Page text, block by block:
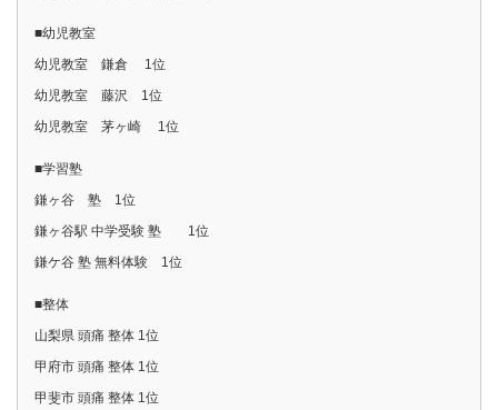
■幼児教室
幼児教室 鎌倉 1位
幼児教室 藤沢 1位
幼児教室 茅ヶ崎 1位
■学習塾
鎌ヶ谷 塾 1位
鎌ヶ谷駅 中学受験 塾 1位
鎌ケ谷 塾 無料体験 1位
■整体
山梨県 頭痛 整体 1位
甲府市 頭痛 整体 1位
甲斐市 頭痛 整体 1位